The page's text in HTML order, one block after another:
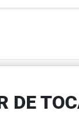
DE